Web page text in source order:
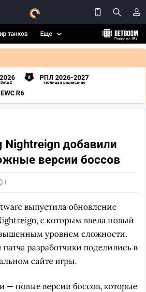
танков Еще
2
РПЛ 2026-2027
таблица и расписание
EWC R6
Nightreign добавили
версии боссов
1
выпустила обновление
, с которым ввела новый
уровнем сложности.
разработчики поделились в
сайте игры.
— новые версии боссов, которые